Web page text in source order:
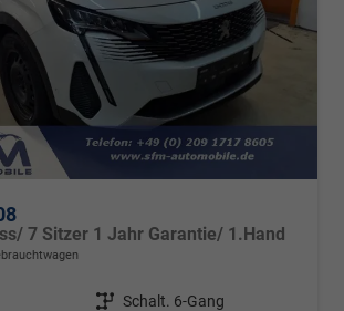
7 Sitzer 1 Jahr Garantie/ 1.Hand
Getriebe Schalt. 6-Gang